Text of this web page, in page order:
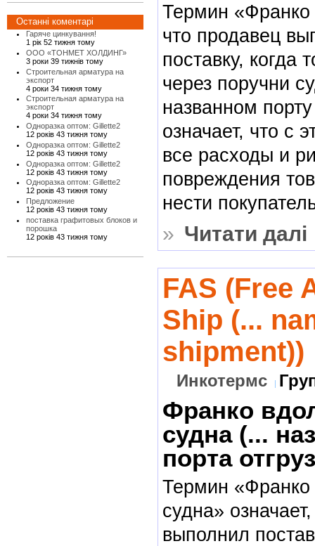
Останні коментарі
Гаряче цинкування!
1 рік 52 тижня тому
ООО «ТОНМЕТ ХОЛДИНГ»
3 роки 39 тижнів тому
Строительная арматура на
экспорт
4 роки 34 тижня тому
Строительная арматура на
экспорт
4 роки 34 тижня тому
Одноразка оптом: Gillette2
12 років 43 тижня тому
Одноразка оптом: Gillette2
12 років 43 тижня тому
Одноразка оптом: Gillette2
12 років 43 тижня тому
Одноразка оптом: Gillette2
12 років 43 тижня тому
Предложение
12 років 43 тижня тому
поставка графитовых блоков и
порошка
12 років 43 тижня тому
Термин «Франко
что продавец
поставку, когда
через поручни
названном
означает, что с
все расходы и
повреждения
нести
» Читати далі
FAS (Free
Ship (...
shipment))
Инкотермс
Франко
судна (...
порта
Термин «Франко
судна»
выполнил